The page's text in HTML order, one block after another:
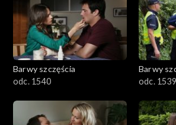
Barwy szczęścia
odc. 1540
Barwy
odc. 1539